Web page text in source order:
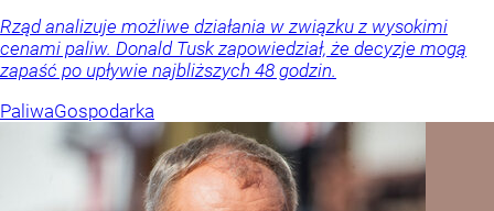
Rząd analizuje możliwe działania w związku z wysokimi
cenami paliw. Donald Tusk zapowiedział, że decyzje mogą
zapaść po upływie najbliższych 48 godzin.
PaliwaGospodarka